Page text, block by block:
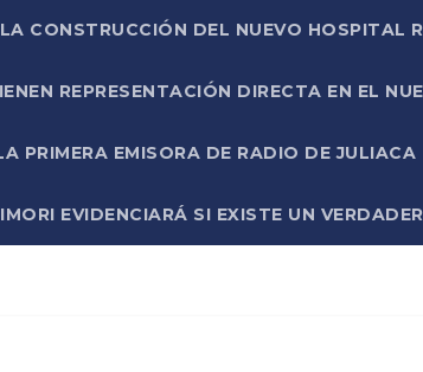
CONSTRUCCIÓN DEL NUEVO HOSPITAL
REPRESENTACIÓN DIRECTA EN EL
PRIMERA EMISORA DE RADIO DE JULIACA
EVIDENCIARÁ SI EXISTE UN